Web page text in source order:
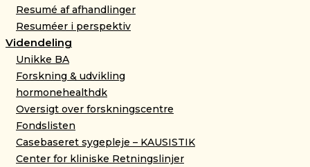
Resumé af afhandlinger
Resuméer i perspektiv
Videndeling
Unikke BA
Forskning & udvikling
hormonehealthdk
Oversigt over forskningscentre
Fondslisten
Casebaseret sygepleje – KAUSISTIK
Center for kliniske Retningslinjer